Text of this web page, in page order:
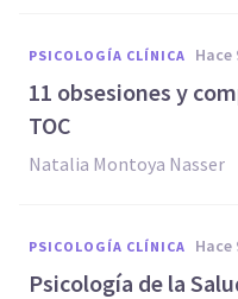
PSICOLOGÍA CLÍNICA
11 obsesiones y
TOC
Natalia Montoya Nasser
PSICOLOGÍA CLÍNICA
Psicología de la